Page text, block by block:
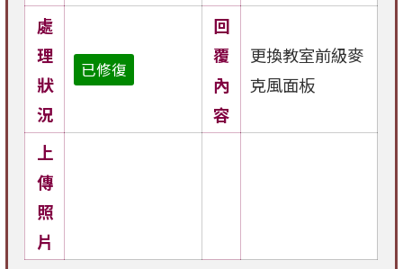
處
理
狀
況
已修復
回
覆
內
容
更換教室前級麥
克風面板
上
傳
照
片